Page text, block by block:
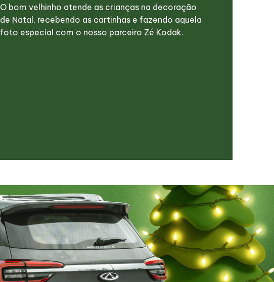
O bom velhinho atende as crianças na decoração
de Natal, recebendo as cartinhas e fazendo aquela
foto especial com o nosso parceiro Zé Kodak.